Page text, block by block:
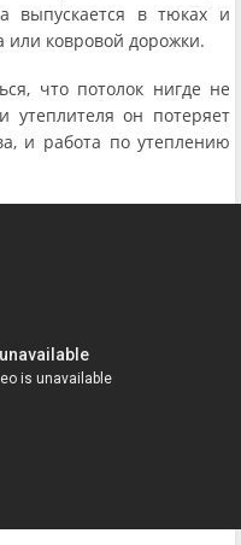
выпускается в тюках и
или ковровой дорожки.
что потолок нигде не
утеплителя он потеряет
и работа по утеплению